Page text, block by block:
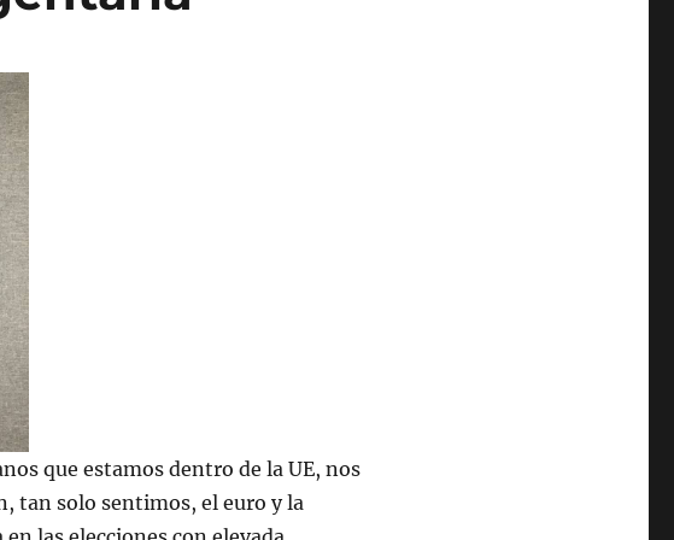
que estamos dentro de la UE, nos
tan solo sentimos, el euro y la